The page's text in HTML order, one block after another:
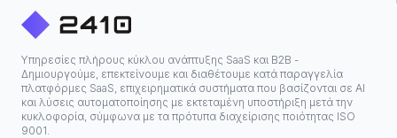
Υπηρεσίες πλήρους κύκλου ανάπτυξης SaaS και B2B -
Δημιουργούμε, επεκτείνουμε και διαθέτουμε κατά παραγγελία
πλατφόρμες SaaS, επιχειρηματικά συστήματα που βασίζονται σε ΑΙ
και λύσεις αυτοματοποίησης με εκτεταμένη υποστήριξη μετά την
κυκλοφορία, σύμφωνα με τα πρότυπα διαχείρισης ποιότητας ISO
9001.